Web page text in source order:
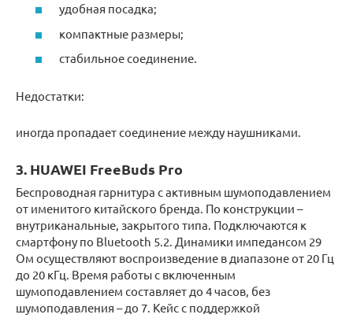
удобная посадка;
компактные размеры;
стабильное соединение.
Недостатки:
иногда пропадает соединение между наушниками.
3. HUAWEI FreeBuds Pro
Беспроводная гарнитура с активным шумоподавлением
от именитого китайского бренда. По конструкции –
внутриканальные, закрытого типа. Подключаются к
смартфону по Bluetooth 5.2. Динамики импедансом 29
Ом осуществляют воспроизведение в диапазоне от 20 Гц
до 20 кГц. Время работы с включенным
шумоподавлением составляет до 4 часов, без
шумоподавления – до 7. Кейс с поддержкой